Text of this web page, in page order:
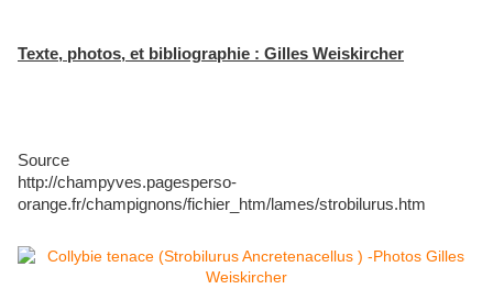
Texte, photos, et bibliographie : Gilles Weiskircher
Source
http://champyves.pagesperso-
orange.fr/champignons/fichier_htm/lames/strobilurus.htm